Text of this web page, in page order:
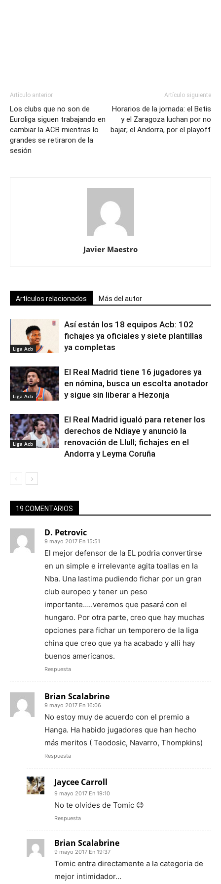
Artículo anterior
Los clubs que no son de
Euroliga siguen trabajando en
cambiar la ACB mientras lo
grandes se retiraron de la
sesión
Artículo siguiente
Horarios de la jornada: el Betis
y el Zaragoza luchan por no
bajar; el Andorra, por el playoff
Javier Maestro
Artículos relacionados Más del autor
Liga Acb
Así están los 18 equipos Acb: 102
fichajes ya oficiales y siete plantillas
ya completas
Liga Acb
El Real Madrid tiene 16 jugadores ya
en nómina, busca un escolta anotador
y sigue sin liberar a Hezonja
Liga Acb
El Real Madrid igualó para retener los
derechos de Ndiaye y anunció la
renovación de Llull; fichajes en el
Andorra y Leyma Coruña
19 COMENTARIOS
D. Petrovic
9 mayo 2017 En 15:51
El mejor defensor de la EL podria convertirse
en un simple e irrelevante agita toallas en la
Nba. Una lastima pudiendo fichar por un gran
club europeo y tener un peso
importante…..veremos que pasará con el
hungaro. Por otra parte, creo que hay muchas
opciones para fichar un temporero de la liga
china que creo que ya ha acabado y alli hay
buenos americanos.
Respuesta
Brian Scalabrine
9 mayo 2017 En 16:06
No estoy muy de acuerdo con el premio a
Hanga. Ha habido jugadores que han hecho
más meritos ( Teodosic, Navarro, Thompkins)
Respuesta
Jaycee Carroll
9 mayo 2017 En 19:10
No te olvides de Tomic 😉
Respuesta
Brian Scalabrine
9 mayo 2017 En 19:37
Tomic entra directamente a la categoria de
mejor intimidador…